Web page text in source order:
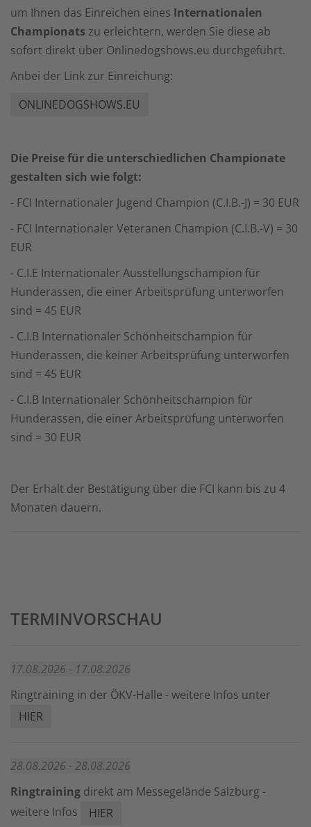
um Ihnen das Einreichen eines Internationalen
Championats zu erleichtern, werden Sie diese ab
sofort direkt über Onlinedogshows.eu durchgeführt.
Anbei der Link zur Einreichung:
ONLINEDOGSHOWS.EU
Die Preise für die unterschiedlichen Championate
gestalten sich wie folgt:
- FCI Internationaler Jugend Champion (C.I.B.-J) = 30 EUR
- FCI Internationaler Veteranen Champion (C.I.B.-V) = 30
EUR
- C.I.E Internationaler Ausstellungschampion für
Hunderassen, die einer Arbeitsprüfung unterworfen
sind = 45 EUR
- C.I.B Internationaler Schönheitschampion für
Hunderassen, die keiner Arbeitsprüfung unterworfen
sind = 45 EUR
- C.I.B Internationaler Schönheitschampion für
Hunderassen, die einer Arbeitsprüfung unterworfen
sind = 30 EUR
Der Erhalt der Bestätigung über die FCI kann bis zu 4
Monaten dauern.
TERMINVORSCHAU
17.08.2026 - 17.08.2026
Ringtraining in der ÖKV-Halle - weitere Infos unter
HIER
28.08.2026 - 28.08.2026
Ringtraining direkt am Messegelände Salzburg -
weitere Infos
HIER